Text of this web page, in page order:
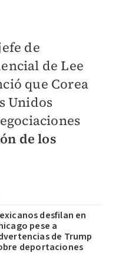
de
de Lee
que Corea
Unidos
de los
desfilan en
pese a
de Trump
deportaciones